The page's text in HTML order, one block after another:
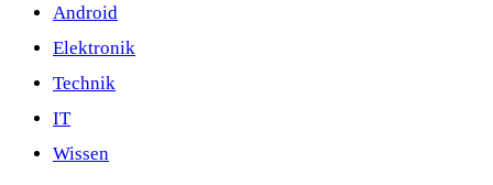
Android
Elektronik
Technik
IT
Wissen